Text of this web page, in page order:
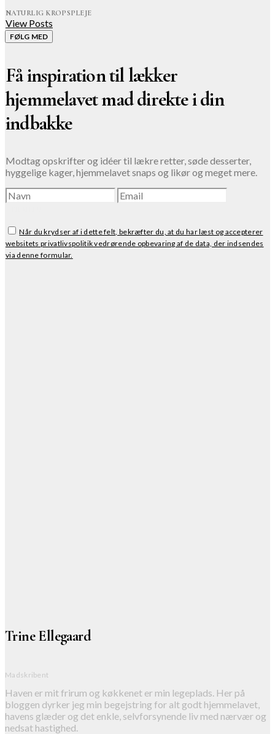
NATURLIG KROPSPLEJE
View Posts
FØLG MED
Få inspiration til lækker
hjemmelavet mad direkte i din
indbakke
Modtag opskrifter og idéer til lækre retter, søde desserter,
hyggelige kager, hjemmelavet snaps og likør og meget mere.
Når du krydser af i dette felt, bekræfter du, at du har læst og accepterer
websitets privatlivspolitik vedrørende opbevaring af de data, der indsendes
via denne formular.
Trine Ellegaard
Madskribent
Haven er mit frirum og køkkenet er min legeplads. Her på
bloggen dyrker jeg min begejstring for alt godt hjemmelavet,
havens glæder og det enkle, selvforsynende liv med nærvær og
nedsat hastighed.